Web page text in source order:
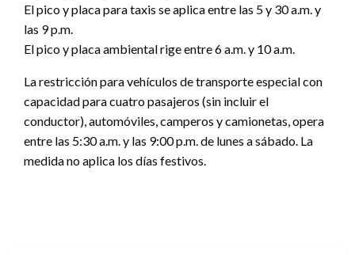
El pico y placa para taxis se aplica entre las 5 y 30 a.m. y
las 9 p.m.
El pico y placa ambiental rige entre 6 a.m. y 10 a.m.
La restricción para vehículos de transporte especial con
capacidad para cuatro pasajeros (sin incluir el
conductor), automóviles, camperos y camionetas, opera
entre las 5:30 a.m. y las 9:00 p.m. de lunes a sábado. La
medida no aplica los días festivos.